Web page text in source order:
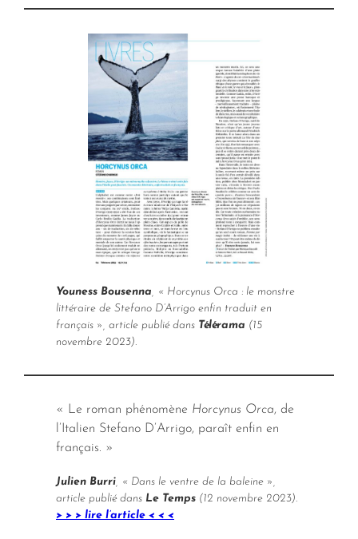
Youness Bousenna , « Horcynus Orca : le monstre
littéraire de Stefano D’Arrigo enfin traduit en
français », article publié dans Télérama (15
novembre 2023).
« Le roman phénomène Horcynus Orca, de
l’Italien Stefano D’Arrigo, paraît enfin en
français. »
Julien Burri , « Dans le ventre de la baleine »,
article publié dans Le Temps (12 novembre 2023).
> > > lire l’article < < <